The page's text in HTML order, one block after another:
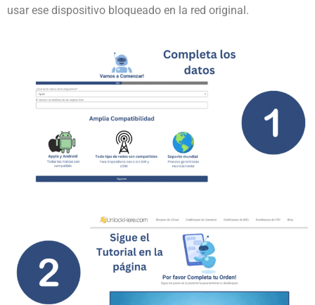
usar ese dispositivo bloqueado en la red original.